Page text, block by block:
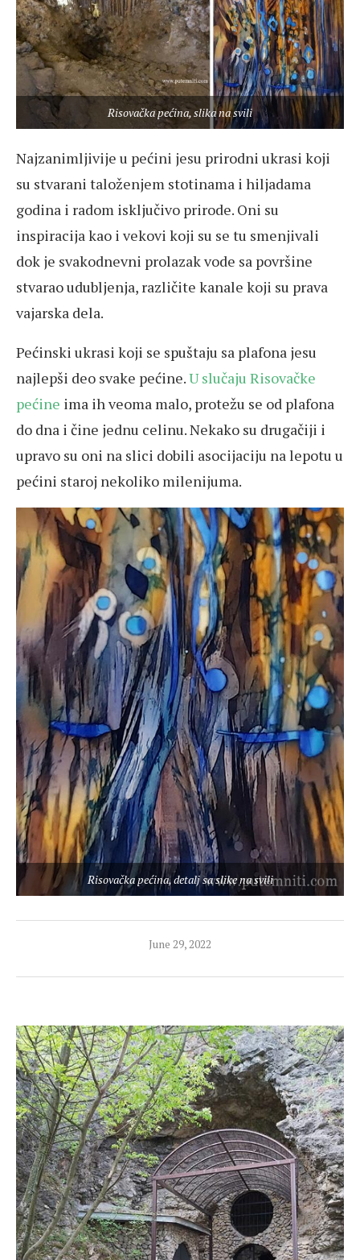
Risovačka pećina, slika na svili
Najzanimljivije u pećini jesu prirodni ukrasi koji
su stvarani taloženjem stotinama i hiljadama
godina i radom isključivo prirode. Oni su
inspiracija kao i vekovi koji su se tu smenjivali
dok je svakodnevni prolazak vode sa površine
stvarao udubljenja, različite kanale koji su prava
vajarska dela.
Pećinski ukrasi koji se spuštaju sa plafona jesu
najlepši deo svake pećine.U slučaju Risovačke
pećine ima ih veoma malo, protežu se od plafona
do dna i čine jednu celinu. Nekako su drugačiji i
upravo su oni na slici dobili asocijaciju na lepotu u
pećini staroj nekoliko milenijuma.
Risovačka pećina, detalj sa slike na svili
June 29, 2022